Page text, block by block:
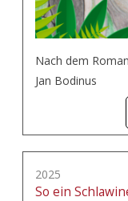
Nach dem
Jan Bodinus
2025
So ein